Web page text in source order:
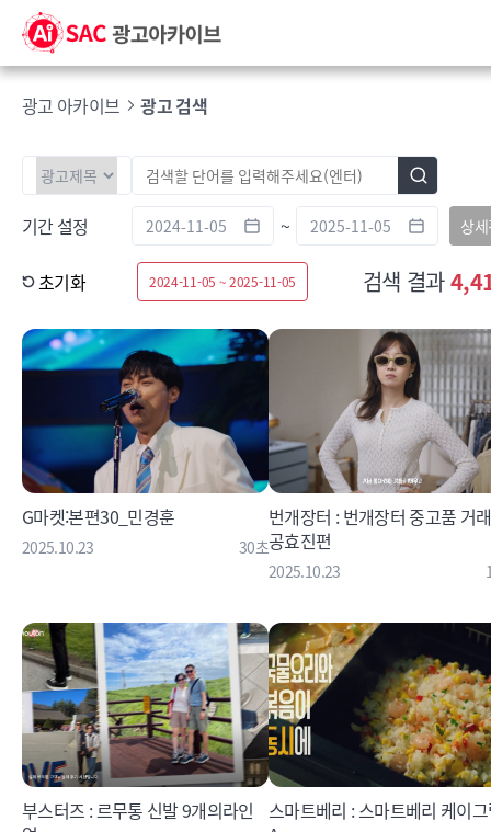
광고 아카이브 광고 검색
기간 설정 ~ 상
초기화 2024-11-05 ~ 2025-11-05 검색 결과
G마켓:본편30_민경훈
2025.10.23 30초
번개장터 : 번개장터 중고품 거
공효진편
2025.10.23
부스터즈 : 르무통 신발 9개의라인
스마트베리 : 스마트베리 케이